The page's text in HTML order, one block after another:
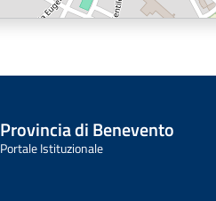
Provincia di Benevento
Portale Istituzionale